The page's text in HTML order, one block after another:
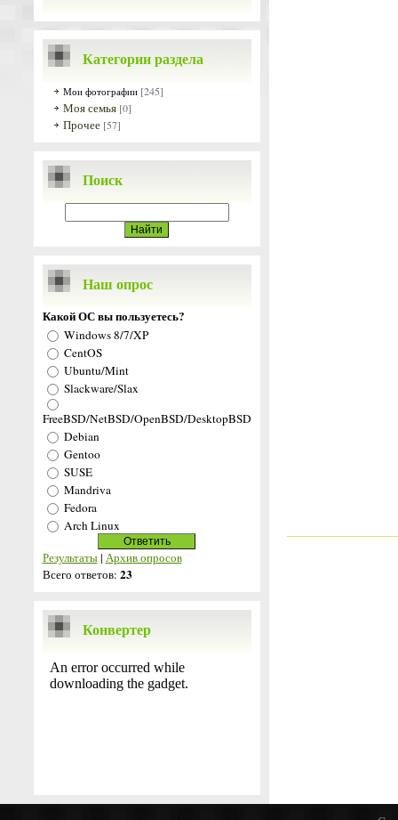
Категории раздела
Мои фотографии [245]
Моя семья [0]
Прочее [57]
Поиск
Наш опрос
Какой ОС вы пользуетесь?
Windows 8/7/XP
CentOS
Ubuntu/Mint
Slackware/Slax
FreeBSD/NetBSD/OpenBSD/DesktopBSD
Debian
Gentoo
SUSE
Mandriva
Fedora
Arch Linux
Результаты| Архив опросов
Всего ответов: 23
Конвертер